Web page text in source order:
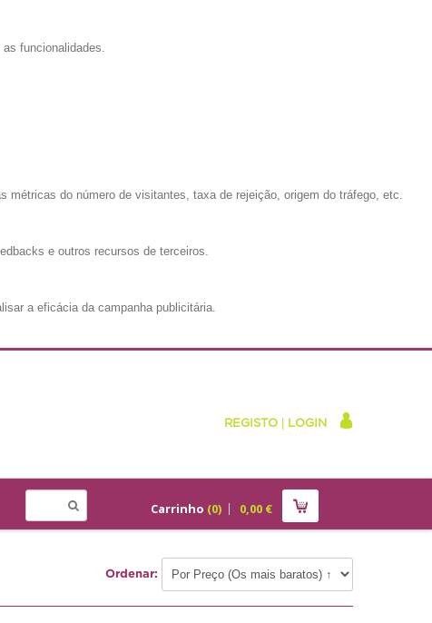
funcionalidades.
do número de visitantes, taxa de rejeição, origem do tráfego, etc.
e outros recursos de terceiros.
a eficácia da campanha publicitária.
REGISTO LOGIN
Carrinho (0) 0,00€
Ordenar: